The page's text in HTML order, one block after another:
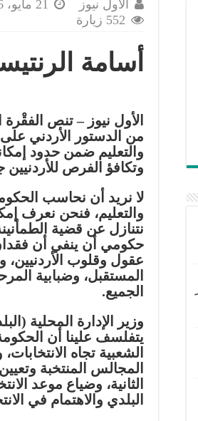
الأول نيوز 21 مايو، 2026
552 زيارة
أسامة
الأول نيوز – تنص الفقْرة
من الدستور الأردني
والتعليم ضمن حدود
وتكافؤ الفرص للأردنيين
لا نريد أن نحاسب
والتعليم، فنحن نعرف
نتنازل عن قضية
حكومي أن ينفي أن
عقول وقلوب
المستقبل، وضبابية
الجميع.
وزير الإدارة المحلية
يتفلسف علينا أن
الشعبية تجاه
المجالس المنتخبة
الثانية، وضياع موعد
البلدي والاهتمام في